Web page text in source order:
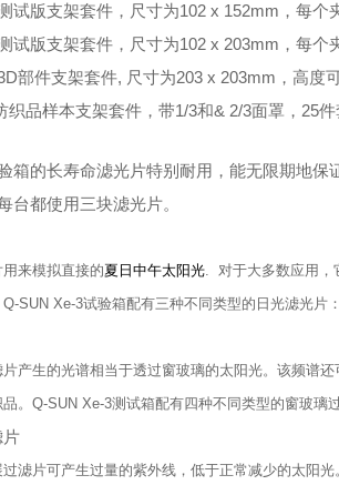
版支架套件，尺寸为102 x 152mm，每个
版支架套件，尺寸为102 x 203mm，每个
部件支架套件, 尺寸为203 x 203mm，高度
品样本支架套件，带1/3和& 2/3面罩，25件
箱的长寿命滤光片特别耐用，能无限期地
台都使用三块滤光片。
用来模拟直接的夏日中午太阳光. 对于大多数应用，
Q-SUN Xe-3试验箱配有三种不同类型的日光滤光片
片产生的光谱相当于透过窗玻璃的太阳光。该频谱
。 Q-SUN Xe-3测试箱配有四种不同类型的窗玻璃
片
滤片可产生过量的紫外线，低于正常减少的太阳